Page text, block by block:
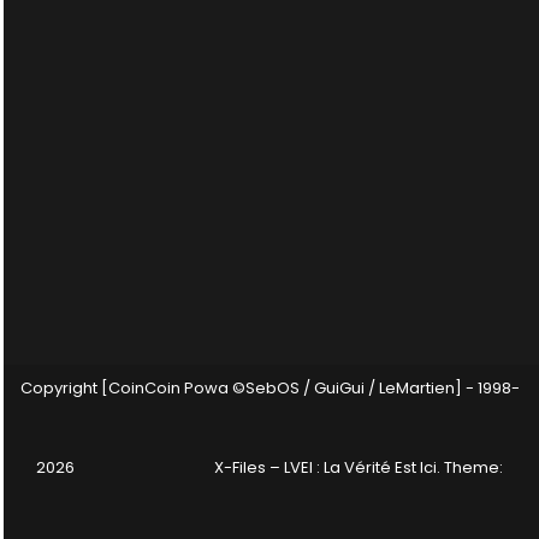
Copyright [CoinCoin Powa ©SebOS / GuiGui / LeMartien] - 1998-
2026 X-Files – LVEI : La Vérité Est Ici. Theme: